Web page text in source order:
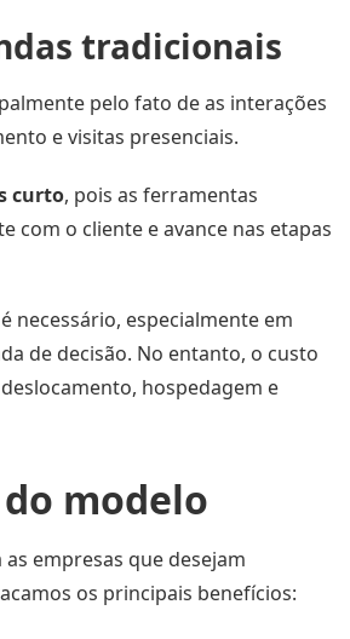
tradicionais
pelo fato de as interações
e visitas presenciais.
curto, pois as ferramentas
com o cliente e avance nas etapas
necessário, especialmente em
de decisão. No entanto, o custo
hospedagem e
modelo
empresas que desejam
os principais benefícios: